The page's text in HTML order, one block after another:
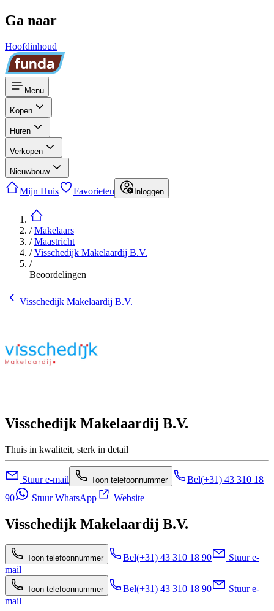
Ga naar
Hoofdinhoud
Menu
Kopen
Huren
Verkopen
Nieuwbouw
Mijn Huis Favorieten Inloggen
/Makelaars
/Maastricht
/Visschedijk Makelaardij B.V.
/
Beoordelingen
Visschedijk Makelaardij B.V.
Visschedijk Makelaardij B.V.
Thuis in kwaliteit, sterk in detail
Stuur e-mail Toon telefoonnummer Bel(+31) 43 310 18
90
Stuur WhatsApp Website
Visschedijk Makelaardij B.V.
Toon telefoonnummer Bel(+31) 43 310 18 90
Stuur e-
mail
Toon telefoonnummer Bel(+31) 43 310 18 90
Stuur e-
mail